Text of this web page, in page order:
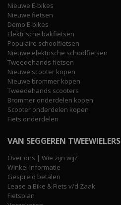
Nieuwe E-bikes
Nieuwe fietsen
Demo E-bikes
Elektrische bakfietsen
Populaire schoolfietsen
Nieuwe elektrische schoolfietsen
Tweedehands fietsen
Nieuwe scooter kopen
Nieuwe brommer kopen
Tweedehands scooters
Brommer onderdelen kopen
Scooter onderdelen kopen
Fiets onderdelen
VAN SEGGEREN TWEEWIELERS
Over ons | Wie zijn wij?
Winkel informatie
Gespreid betalen
Lease a Bike & Fiets v/d Zaak
Fietsplan